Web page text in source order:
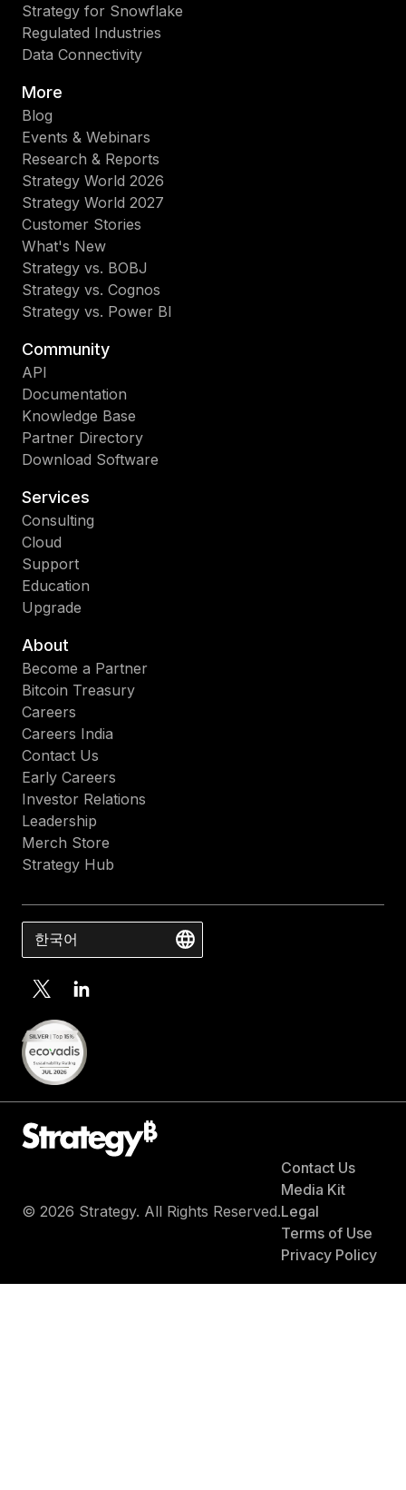
Strategy for Snowflake
Regulated Industries
Data Connectivity
More
Blog
Events & Webinars
Research & Reports
Strategy World 2026
Strategy World 2027
Customer Stories
What's New
Strategy vs. BOBJ
Strategy vs. Cognos
Strategy vs. Power BI
Community
API
Documentation
Knowledge Base
Partner Directory
Download Software
Services
Consulting
Cloud
Support
Education
Upgrade
About
Become a Partner
Bitcoin Treasury
Careers
Careers India
Contact Us
Early Careers
Investor Relations
Leadership
Merch Store
Strategy Hub
한국어
© 2026 Strategy. All Rights Reserved.
Contact Us
Media Kit
Legal
Terms of Use
Privacy Policy